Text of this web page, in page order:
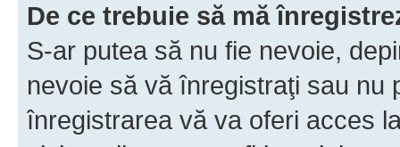
De ce trebuie să mă
S-ar putea să nu fie nevoie,
nevoie să vă înregistraţi sau nu
înregistrarea vă va oferi acces